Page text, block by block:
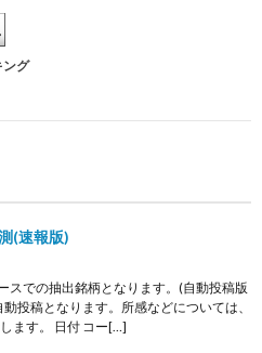
ング
(速報版)
スでの抽出銘柄となります。(自動投稿版
投稿となります。所感などについては、
ます。 日付 コー[…]